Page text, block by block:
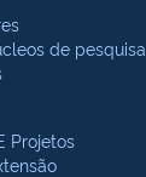
de pesquisa
Projetos